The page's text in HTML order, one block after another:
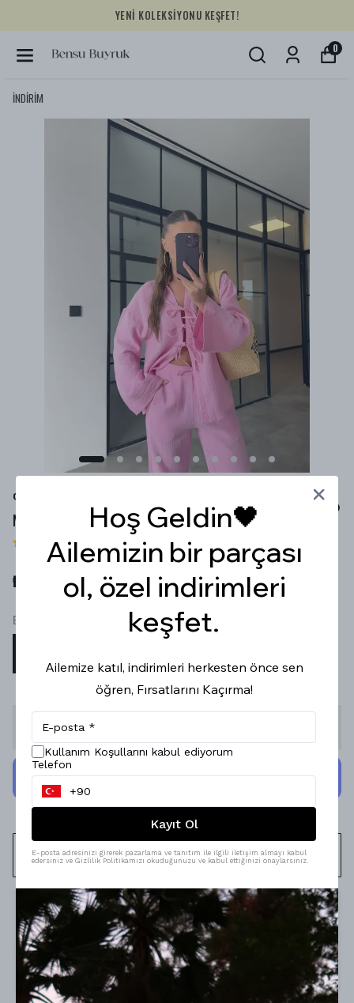
YENİ KOLEKSİYONU KEŞFET!
0
İNDİRİM
%100 PAMUK BAĞLAMALI BLUZ PANTOLON PEMBE
MÜSLİN TAKIM
6 değerlendirme
₺ 1,499.99
Beden
WHATSAPP
Ürün Açıklaması
Model Ölçüleri : 167cm/53kg
Modelin Beden : S beden
Ürün İçeriği : -
Ürün Boyu : -
Hoş Geldin🖤
Ailemizin bir parçası
ol, özel indirimleri
keşfet.
Ailemize katıl, indirimleri herkesten önce sen
öğren, Fırsatlarını Kaçırma!
Kullanım Koşullarını kabul ediyorum
Telefon
Kayıt Ol
E-posta adresinizi girerek pazarlama ve tanıtım ile ilgili iletişim almayı kabul
edersiniz ve Gizlilik Politikamızı okuduğunuzu ve kabul ettiğinizi onaylarsınız.